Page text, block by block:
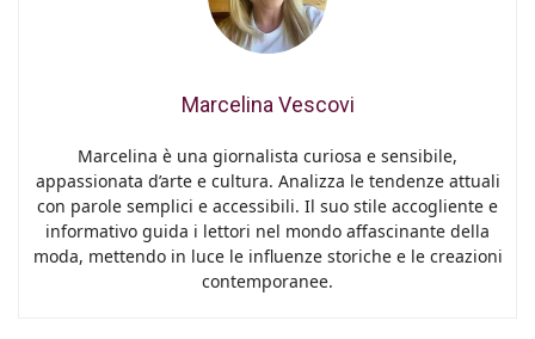
Marcelina Vescovi
Marcelina è una giornalista curiosa e sensibile,
appassionata d’arte e cultura. Analizza le tendenze attuali
con parole semplici e accessibili. Il suo stile accogliente e
informativo guida i lettori nel mondo affascinante della
moda, mettendo in luce le influenze storiche e le creazioni
contemporanee.